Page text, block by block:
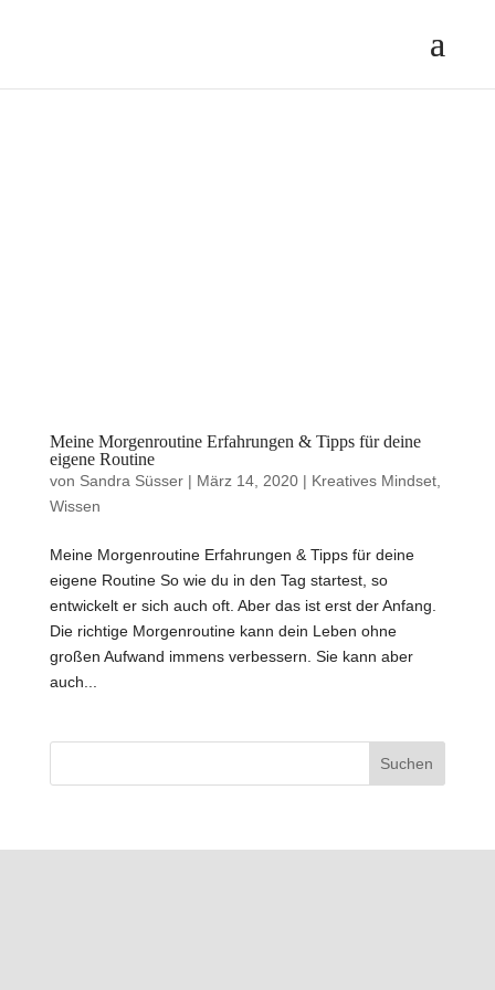
Meine Morgenroutine Erfahrungen & Tipps für deine
eigene Routine
von Sandra Süsser| März 14, 2020| Kreatives Mindset,
Wissen
Meine Morgenroutine Erfahrungen & Tipps für deine
eigene Routine So wie du in den Tag startest, so
entwickelt er sich auch oft. Aber das ist erst der Anfang.
Die richtige Morgenroutine kann dein Leben ohne
großen Aufwand immens verbessern. Sie kann aber
auch...